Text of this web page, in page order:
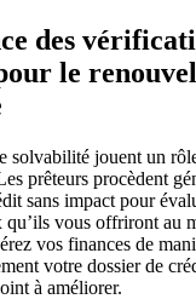
des
le
solvabilité jouent un
prêteurs procèdent
sans impact pour
qu’ils vous offriront au
vos finances de
votre dossier de
à améliorer.